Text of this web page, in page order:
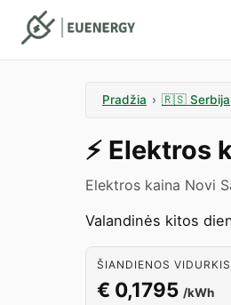
Pradžia › 🇷🇸 Serbija
⚡️ Elektros
Elektros kaina Novi
Valandinės kitos
ŠIANDIENOS VIDURKIS
€ 0,1795 /kWh